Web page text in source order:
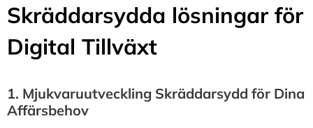
Skräddarsydda lösningar för
Digital Tillväxt
1.⁠ ⁠Mjukvaruutveckling Skräddarsydd för Dina
Affärsbehov